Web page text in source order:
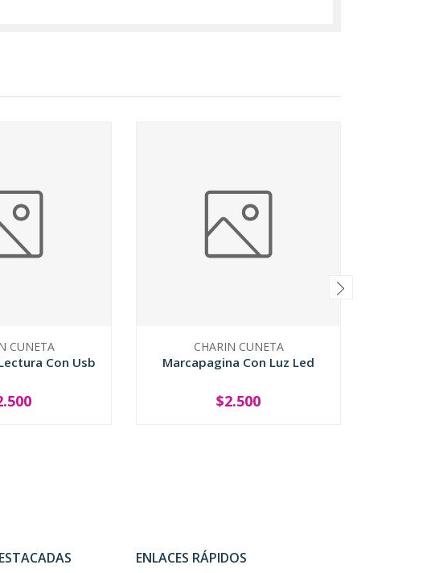
CUNETA
Con Usb
+
CHARIN CUNETA
Marcapagina Con Luz Led
+
$2.500
ENLACES RÁPIDOS